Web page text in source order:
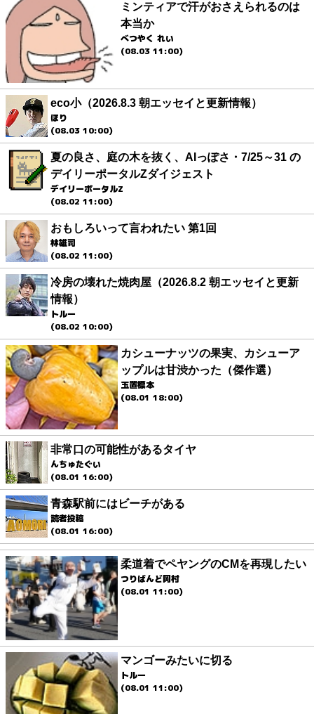
ミンティアで汗がおさえられるのは
本当か
べつやく れい
(08.03 11:00)
eco小（2026.8.3 朝エッセイと更新情報）
ほり
(08.03 10:00)
夏の良さ、庭の木を抜く、AIっぽさ・7/25～31 の
デイリーポータルZダイジェスト
デイリーポータルZ
(08.02 11:00)
おもしろいって言われたい 第1回
林雄司
(08.02 11:00)
冷房の壊れた焼肉屋（2026.8.2 朝エッセイと更新
情報）
トルー
(08.02 10:00)
カシューナッツの果実、カシューア
ップルは甘渋かった（傑作選）
玉置標本
(08.01 18:00)
非常口の可能性があるタイヤ
んちゅたぐい
(08.01 16:00)
青森駅前にはビーチがある
読者投稿
(08.01 16:00)
柔道着でペヤングのCMを再現したい
つりばんど岡村
(08.01 11:00)
マンゴーみたいに切る
トルー
(08.01 11:00)